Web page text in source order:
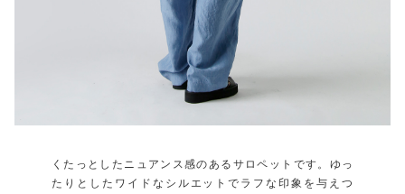
くたっとしたニュアンス感のあるサロペットです。ゆっ
たりとしたワイドなシルエットでラフな印象を与えつ